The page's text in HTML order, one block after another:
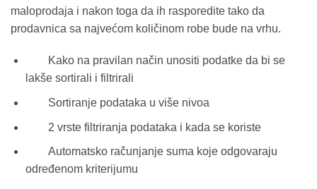
maloprodaja i nakon toga da ih rasporedite tako da
prodavnica sa najvećom količinom robe bude na vrhu.
Kako na pravilan način unositi podatke da bi se
lakše sortirali i filtrirali
Sortiranje podataka u više nivoa
2 vrste filtriranja podataka i kada se koriste
Automatsko računjanje suma koje odgovaraju
određenom kriterijumu